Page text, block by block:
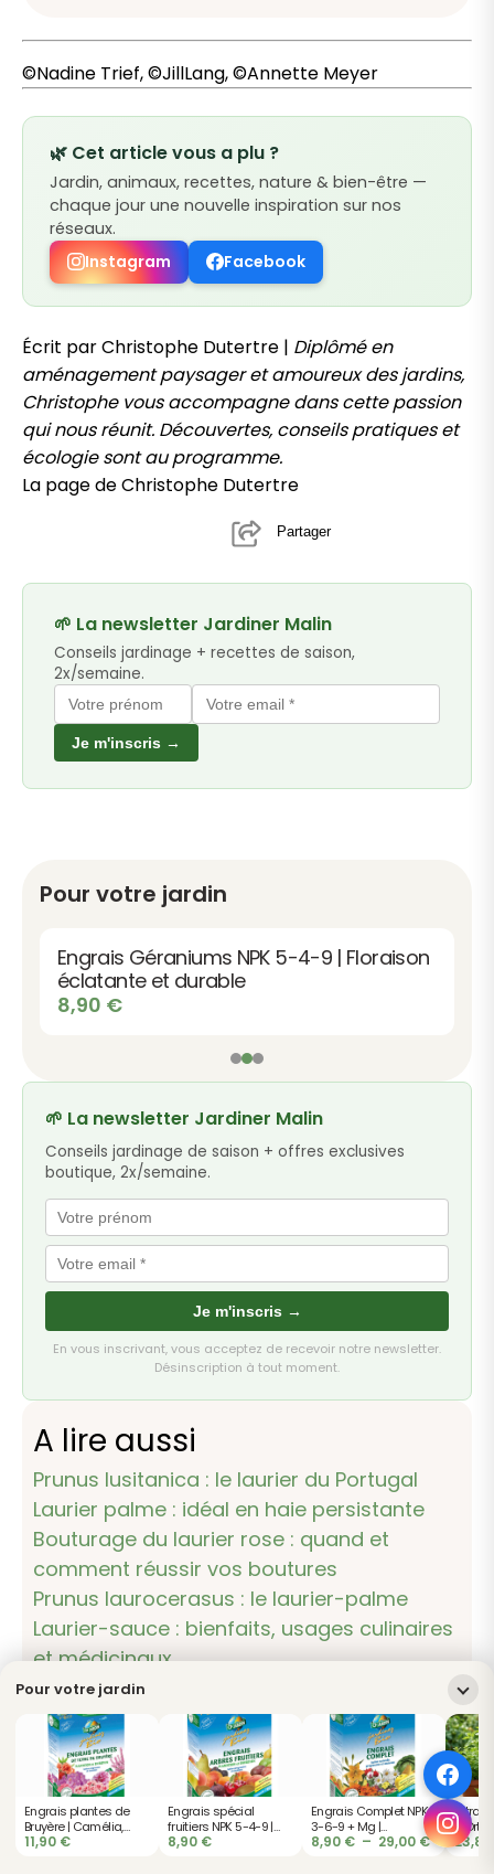
©Nadine Trief, ©JillLang, ©Annette Meyer
🌿 Cet article vous a plu ?
Jardin, animaux, recettes, nature & bien-être —
chaque jour une nouvelle inspiration sur nos
réseaux.
Instagram
Facebook
Écrit par Christophe Dutertre | Diplômé en
aménagement paysager et amoureux des jardins,
Christophe vous accompagne dans cette passion
qui nous réunit. Découvertes, conseils pratiques et
écologie sont au programme.
La page de Christophe Dutertre
Partager
🌱 La newsletter Jardiner Malin
Conseils jardinage + recettes de saison,
2x/semaine.
Je m'inscris →
Pour votre jardin
Engrais plantes de
Bruyère | Camélia,
Azalée,
11,90 €
Engrais spécial
fruitiers NPK 5-4-9 |
Verger bio
8,90 €
Engrais Complet NPK
3-6-9 + Mg |
Croissance renforcée
8,90 € – 29,00 €Plage
de
Extrait
d'Ortie
23,80
Pour votre jardin
Engrais Géraniums NPK 5-4-9 | Floraison
éclatante et durable
8,90 €
🌱 La newsletter Jardiner Malin
Conseils jardinage de saison + offres exclusives
boutique, 2x/semaine.
Je m'inscris →
En vous inscrivant, vous acceptez de recevoir notre newsletter.
Désinscription à tout moment.
A lire aussi
Prunus lusitanica : le laurier du Portugal
Laurier palme : idéal en haie persistante
Bouturage du laurier rose : quand et
comment réussir vos boutures
Prunus laurocerasus : le laurier-palme
Laurier-sauce : bienfaits, usages culinaires
et médicinaux
Laurier rose en pot : conseils de culture et
entretien au fil des saisons
Disponible sur la boutique
Engrais plantes de
Engrais potager NPK